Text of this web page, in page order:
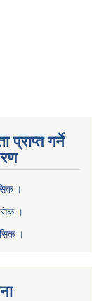
प्राप्त गर्ने
।
।
।